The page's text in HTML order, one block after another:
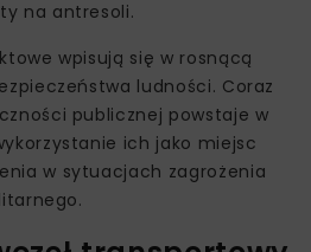
na antresoli.
wpisują się w rosnącą
ludności. Coraz
publicznej powstaje w
ich jako miejsc
w sytuacjach zagrożenia